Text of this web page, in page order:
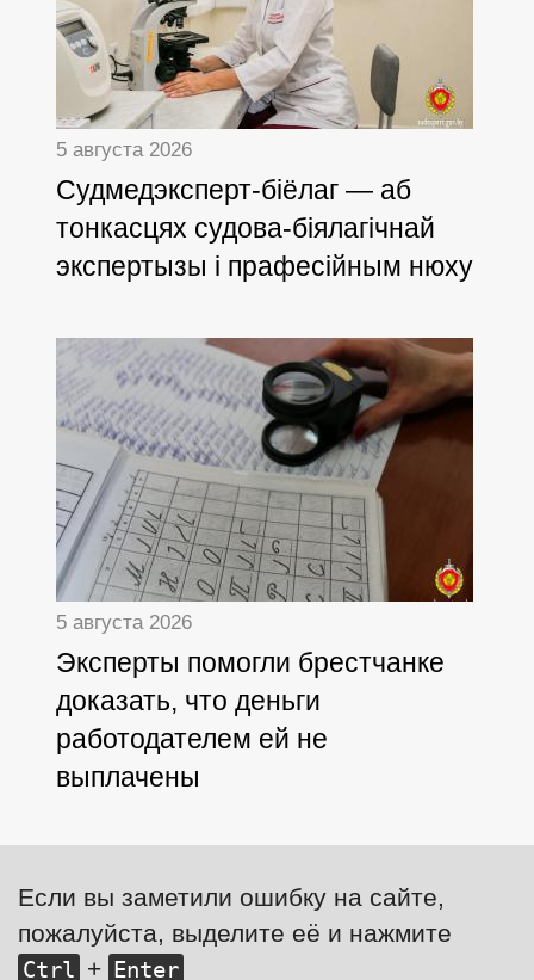
5 августа 2026
Cудмедэксперт-біёлаг — аб
тонкасцях судова-біялагічнай
экспертызы і прафесійным нюху
5 августа 2026
Эксперты помогли брестчанке
доказать, что деньги
работодателем ей не
выплачены
Если вы заметили ошибку на сайте,
пожалуйста, выделите её и нажмите
Ctrl + Enter